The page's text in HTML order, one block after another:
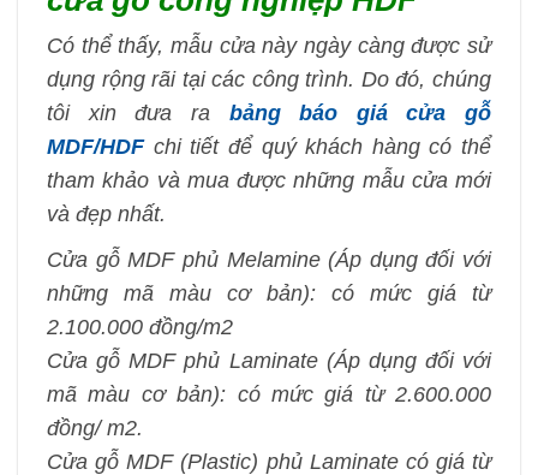
Có thể thấy, mẫu cửa này ngày càng được sử
dụng rộng rãi tại các công trình. Do đó, chúng
tôi xin đưa ra bảng báo giá cửa gỗ
MDF/HDFchi tiết để quý khách hàng có thể
tham khảo và mua được những mẫu cửa mới
và đẹp nhất.
Cửa gỗ MDF phủ Melamine (Áp dụng đối với
những mã màu cơ bản): có mức giá từ
2.100.000 đồng/m2
Cửa gỗ MDF phủ Laminate (Áp dụng đối với
mã màu cơ bản): có mức giá từ 2.600.000
đồng/ m2.
Cửa gỗ MDF (Plastic) phủ Laminate có giá từ